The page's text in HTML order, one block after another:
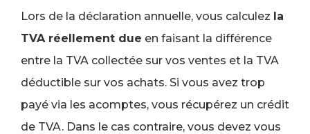
Lors de la déclaration annuelle, vous calculez la
TVA réellement due en faisant la différence
entre la TVA collectée sur vos ventes et la TVA
déductible sur vos achats. Si vous avez trop
payé via les acomptes, vous récupérez un crédit
de TVA. Dans le cas contraire, vous devez vous